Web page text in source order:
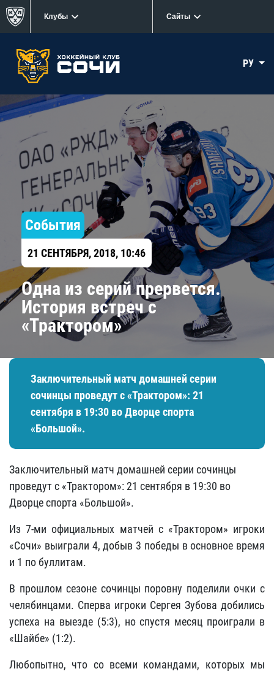
Клубы Сайты
РУ
События
21 СЕНТЯБРЯ, 2018, 10:46
Одна из серий прервется.
История встреч с
«Трактором»
Заключительный матч домашней серии
сочинцы проведут с «Трактором»: 21
сентября в 19:30 во Дворце спорта
«Большой».
Заключительный матч домашней серии сочинцы
проведут с «Трактором»: 21 сентября в 19:30 во
Дворце спорта «Большой».
Из 7-ми официальных матчей с «Трактором» игроки
«Сочи» выиграли 4, добыв 3 победы в основное время
и 1 по буллитам.
В прошлом сезоне сочинцы поровну поделили очки с
челябинцами. Сперва игроки Сергея Зубова добились
успеха на выезде (5:3), но спустя месяц проиграли в
«Шайбе» (1:2).
Любопытно, что со всеми командами, которых мы